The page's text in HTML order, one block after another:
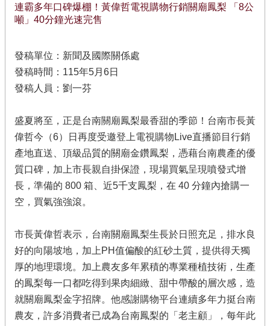
連霸多年口碑爆棚！黃偉哲電視購物行銷關廟鳳梨 「8公
噸」40分鐘光速完售
發稿單位：新聞及國際關係處
發稿時間：115年5月6日
發稿人員：劉一芬
盛夏將至，正是台南關廟鳳梨最香甜的季節！台南市長黃
偉哲今（6）日再度受邀登上電視購物Live直播節目行銷
產地直送、頂級品質的關廟金鑽鳳梨，憑藉台南農產的優
質口碑，加上市長親自掛保證，現場買氣呈現噴發式增
長，準備的 800 箱、近5千支鳳梨，在 40 分鐘內搶購一
空，買氣強強滾。
市長黃偉哲表示，台南關廟鳳梨生長於日照充足，排水良
好的向陽坡地，加上PH值偏酸的紅砂土質，提供得天獨
厚的地理環境。加上農友多年累積的專業種植技術，生產
的鳳梨每一口都吃得到果肉細緻、甜中帶酸的層次感，造
就關廟鳳梨金字招牌。他感謝購物平台連續多年力挺台南
農友，許多消費者已成為台南鳳梨的「老主顧」，每年此